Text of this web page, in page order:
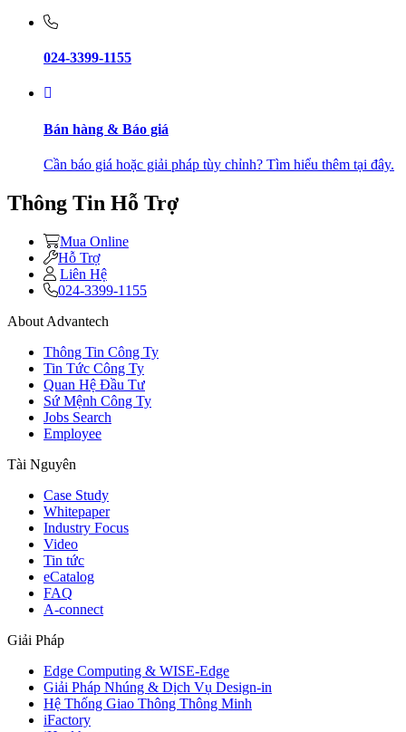
024-3399-1155
Bán hàng & Báo giá
Cần báo giá hoặc giải pháp tùy chỉnh? Tìm hiểu thêm tại đây.
Thông Tin Hỗ Trợ
Mua Online
Hỗ Trợ
Liên Hệ
024-3399-1155
About Advantech
Thông Tin Công Ty
Tin Tức Công Ty
Quan Hệ Đầu Tư
Sứ Mệnh Công Ty
Jobs Search
Employee
Tài Nguyên
Case Study
Whitepaper
Industry Focus
Video
Tin tức
eCatalog
FAQ
A-connect
Giải Pháp
Edge Computing & WISE-Edge
Giải Pháp Nhúng & Dịch Vụ Design-in
Hệ Thống Giao Thông Thông Minh
iFactory